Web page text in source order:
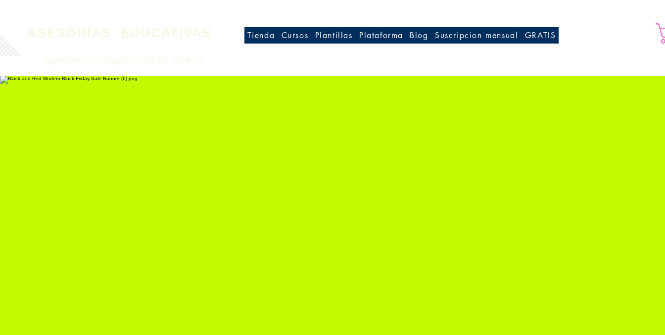
ASESORÍAS EDUCATIVAS
Ingeniería con Inteligencia Artificial - NSR-10
Tienda Cursos Plantillas Plataforma Blog Suscripcion mensual GRATIS